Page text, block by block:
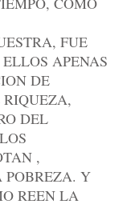
FUE
APENAS
DE
RIQUEZA,
DEL
,
Y
REEN LA